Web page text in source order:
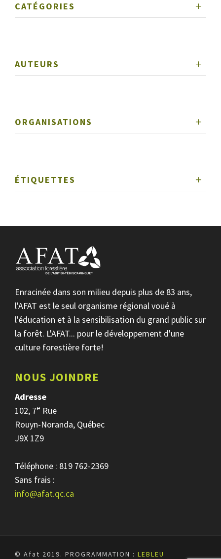
CATÉGORIES
AUTEURS
ORGANISATIONS
ÉTIQUETTES
Enracinée dans son milieu depuis plus de 83 ans,
l'AFAT est le seul organisme régional voué à
l'éducation et à la sensibilisation du grand public sur
la forêt. L'AFAT... pour le développement d'une
culture forestière forte!
NOUS JOINDRE
Adresse
102, 7e Rue
Rouyn-Noranda, Québec
J9X 1Z9
Téléphone : 819 762-2369
Sans frais :
info@afat.qc.ca
© Afat 2019. PROGRAMMATION : LEBLEU